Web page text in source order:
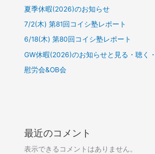
夏季休暇(2026)のお知らせ
7/2(木) 第81回コイシ塾レポート
6/18(木) 第80回コイシ塾レポート
GW休暇(2026)のお知らせと見る・聴く
慰労会&OB会
最近のコメント
表示できるコメントはありません。